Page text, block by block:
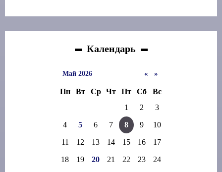
Календарь
«
Май 2026 »
Пн Вт Ср Чт Пт Сб
Вс
1
2 3
4 5 6 7 8 9 10
11 12 13 14 15 16 17
18 19 20 21 22 23 24